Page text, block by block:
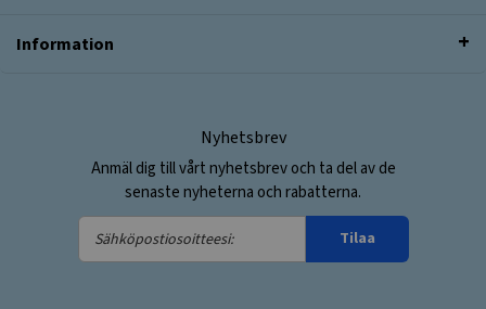
Information
Nyhetsbrev
Anmäl dig till vårt nyhetsbrev och ta del av de
senaste nyheterna och rabatterna.
Sähköpostiosoitteesi:
Tilaa